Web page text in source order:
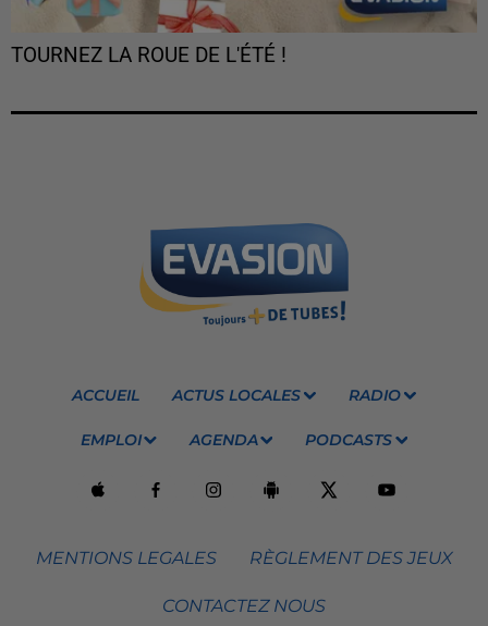
TOURNEZ LA ROUE DE L'ÉTÉ !
ACCUEIL ACTUS LOCALES RADIO
EMPLOI AGENDA PODCASTS
MENTIONS LEGALES RÈGLEMENT DES JEUX
CONTACTEZ NOUS